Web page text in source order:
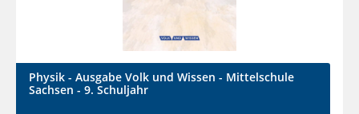
Physik - Ausgabe Volk und Wissen - Mittelschule
Sachsen - 9. Schuljahr